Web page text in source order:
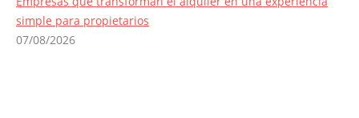
simple para propietarios
07/08/2026